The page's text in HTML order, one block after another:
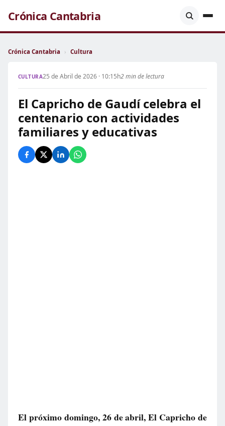
Crónica Cantabria
Crónica Cantabria › Cultura
CULTURA25 de Abril de 2026 · 10:15h2 min de lectura
El Capricho de Gaudí celebra el
centenario con actividades
familiares y educativas
El próximo domingo, 26 de abril, El Capricho de